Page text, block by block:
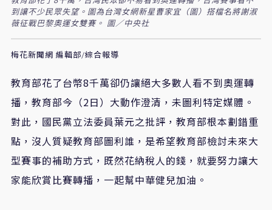
到讓不少民眾失望。圖為台灣女網新星曹家宜（圖）搭檔名將謝淑
薇征戰巴黎奧運女雙賽。 圖／中央社
梅花新聞網 編輯部/綜合報導
教育部花了台幣8千萬卻仍讓絕大多數人看不到奧運轉
播，教育部今（2日）大動作澄清，未圖利特定媒體。
對此，國民黨立法委員葉元之批評，教育部根本劃錯重
點，沒人質疑教育部圖利誰，是希望教育部檢討未來大
型賽事的補助方式，既然花納稅人的錢，就要努力讓大
家能欣賞比賽轉播，一起幫中華健兒加油。